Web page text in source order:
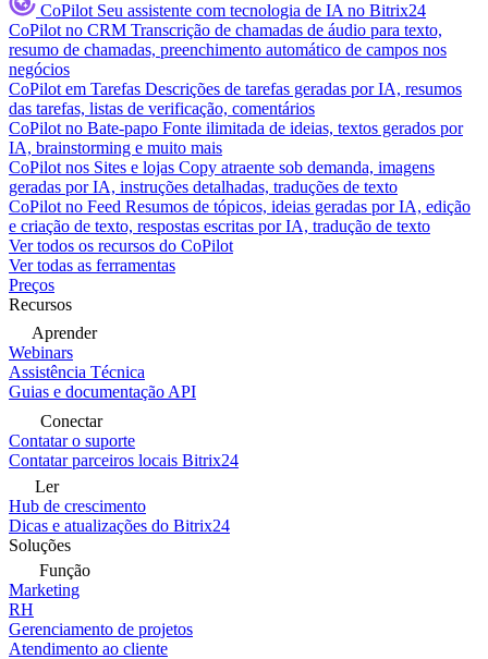
CoPilot Seu assistente com tecnologia de IA no Bitrix24
CoPilot no CRM Transcrição de chamadas de áudio para texto,
resumo de chamadas, preenchimento automático de campos nos
negócios
CoPilot em Tarefas Descrições de tarefas geradas por IA, resumos
das tarefas, listas de verificação, comentários
CoPilot no Bate-papo Fonte ilimitada de ideias, textos gerados por
IA, brainstorming e muito mais
CoPilot nos Sites e lojas Copy atraente sob demanda, imagens
geradas por IA, instruções detalhadas, traduções de texto
CoPilot no Feed Resumos de tópicos, ideias geradas por IA, edição
e criação de texto, respostas escritas por IA, tradução de texto
Ver todos os recursos do CoPilot
Ver todas as ferramentas
Preços
Recursos
Aprender
Webinars
Assistência Técnica
Guias e documentação API
Conectar
Contatar o suporte
Contatar parceiros locais Bitrix24
Ler
Hub de crescimento
Dicas e atualizações do Bitrix24
Soluções
Função
Marketing
RH
Gerenciamento de projetos
Atendimento ao cliente